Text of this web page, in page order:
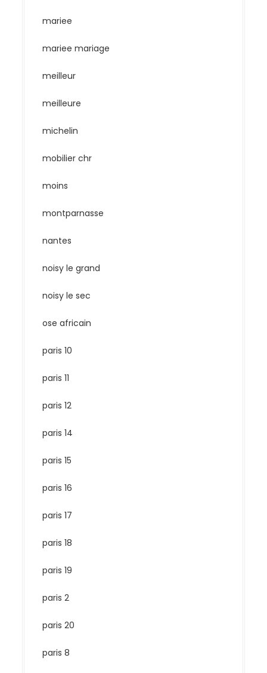
mariee
mariee mariage
meilleur
meilleure
michelin
mobilier chr
moins
montparnasse
nantes
noisy le grand
noisy le sec
ose africain
paris 10
paris 11
paris 12
paris 14
paris 15
paris 16
paris 17
paris 18
paris 19
paris 2
paris 20
paris 8